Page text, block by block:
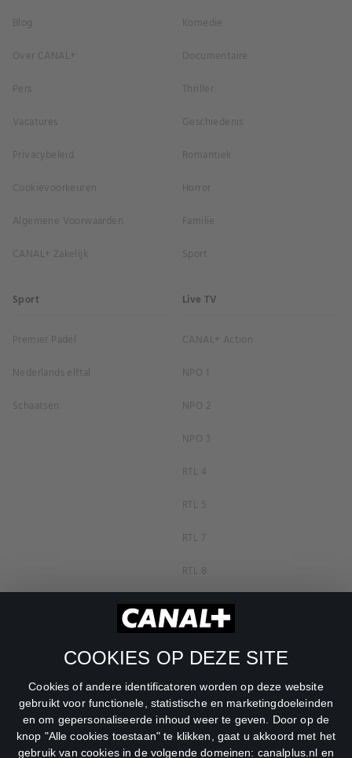
COOKIES OP DEZE SITE
Cookies of andere identificatoren worden op deze website
gebruikt voor functionele, statistische en marketingdoeleinden
en om gepersonaliseerde inhoud weer te geven. Door op de
knop "Alle cookies toestaan" te klikken, gaat u akkoord met het
gebruik van cookies in de volgende domeinen: canalplus.nl en
Blog
Over CANAL+
Pers
Vacatures
Privacybeleid
Cookievoorkeuren
Algemene Voorwaarden
CANAL+ Zakelijk
Komedie
Documentaire
Thriller
Geschiedenis
Romantiek
Horror
Familie
Sport
Sport
Premier Padel
Nederlands elftal
Schaatsen
Live TV
CANAL+ Action
NPO 1
NPO 2
NPO 3
RTL 4
RTL 5
RTL 7
RTL 8
RTL Z
SBS6
Veronica
DreamWorks Channel